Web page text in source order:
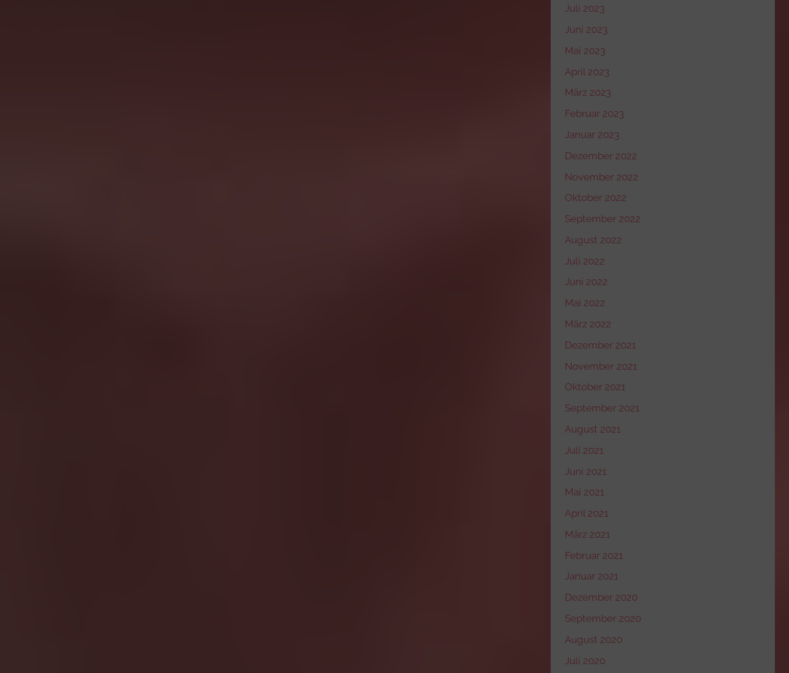
Juli 2023
Juni 2023
Mai 2023
April 2023
März 2023
Februar 2023
Januar 2023
Dezember 2022
November 2022
Oktober 2022
September 2022
August 2022
Juli 2022
Juni 2022
Mai 2022
März 2022
Dezember 2021
November 2021
Oktober 2021
September 2021
August 2021
Juli 2021
Juni 2021
Mai 2021
April 2021
März 2021
Februar 2021
Januar 2021
Dezember 2020
September 2020
August 2020
Juli 2020